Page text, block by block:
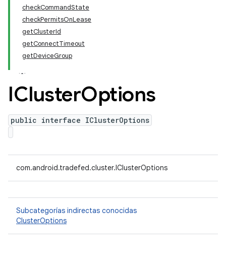
checkCommandState
checkPermitsOnLease
getClusterId
getConnectTimeout
getDeviceGroup
IClusterOptions
public interface IClusterOptions
com.android.tradefed.cluster.IClusterOptions
Subcategorías indirectas conocidas
ClusterOptions